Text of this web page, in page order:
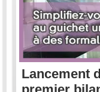
Lancement